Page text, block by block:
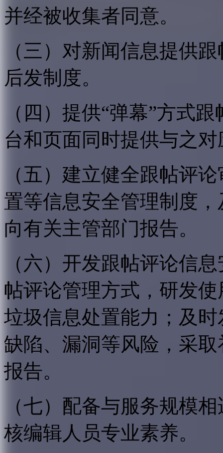
并经被收集者同意。
（三）对新闻信息提供
后发制度。
（四）提供“弹幕”方式
台和页面同时提供与之
（五）建立健全跟帖评
置等信息安全管理制度
向有关主管部门报告。
（六）开发跟帖评论信
帖评论管理方式，研发
垃圾信息处置能力；及
缺陷、漏洞等风险，采
报告。
（七）配备与服务规模
核编辑人员专业素养。